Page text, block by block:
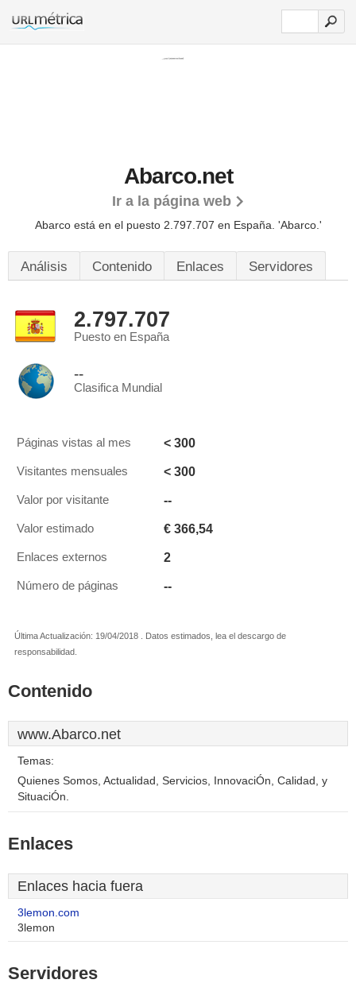
Abarco.net
Ir a la página web
Abarco está en el puesto 2.797.707 en España. 'Abarco.'
Análisis Contenido Enlaces Servidores
2.797.707
Puesto en España
--
Clasifica Mundial
Páginas vistas al mes < 300
Visitantes mensuales < 300
Valor por visitante --
Valor estimado € 366,54
Enlaces externos 2
Número de páginas --
Última Actualización: 19/04/2018 . Datos estimados, lea el descargo de
responsabilidad.
Contenido
www.Abarco.net
Temas:
Quienes Somos, Actualidad, Servicios, InnovaciÓn, Calidad, y
SituaciÓn.
Enlaces
Enlaces hacia fuera
3lemon.com
3lemon
Servidores